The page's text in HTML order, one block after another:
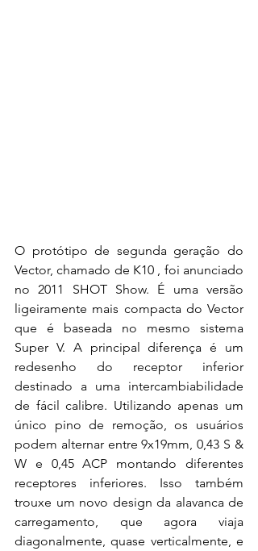
O protótipo de segunda geração do
Vector, chamado de K10 , foi anunciado
no 2011 SHOT Show. É uma versão
ligeiramente mais compacta do Vector
que é baseada no mesmo sistema
Super V. A principal diferença é um
redesenho do receptor inferior
destinado a uma intercambiabilidade
de fácil calibre. Utilizando apenas um
único pino de remoção, os usuários
podem alternar entre 9x19mm, 0,43 S &
W e 0,45 ACP montando diferentes
receptores inferiores. Isso também
trouxe um novo design da alavanca de
carregamento, que agora viaja
diagonalmente, quase verticalmente, e